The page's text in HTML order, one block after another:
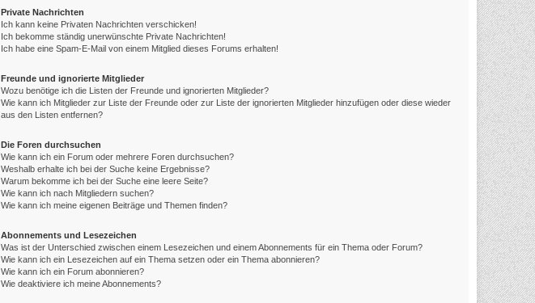
Private Nachrichten
Ich kann keine Privaten Nachrichten verschicken!
Ich bekomme ständig unerwünschte Private Nachrichten!
Ich habe eine Spam-E-Mail von einem Mitglied dieses Forums erhalten!
Freunde und ignorierte Mitglieder
Wozu benötige ich die Listen der Freunde und ignorierten Mitglieder?
Wie kann ich Mitglieder zur Liste der Freunde oder zur Liste der ignorierten Mitglieder hinzufügen oder diese wieder
aus den Listen entfernen?
Die Foren durchsuchen
Wie kann ich ein Forum oder mehrere Foren durchsuchen?
Weshalb erhalte ich bei der Suche keine Ergebnisse?
Warum bekomme ich bei der Suche eine leere Seite?
Wie kann ich nach Mitgliedern suchen?
Wie kann ich meine eigenen Beiträge und Themen finden?
Abonnements und Lesezeichen
Was ist der Unterschied zwischen einem Lesezeichen und einem Abonnements für ein Thema oder Forum?
Wie kann ich ein Lesezeichen auf ein Thema setzen oder ein Thema abonnieren?
Wie kann ich ein Forum abonnieren?
Wie deaktiviere ich meine Abonnements?